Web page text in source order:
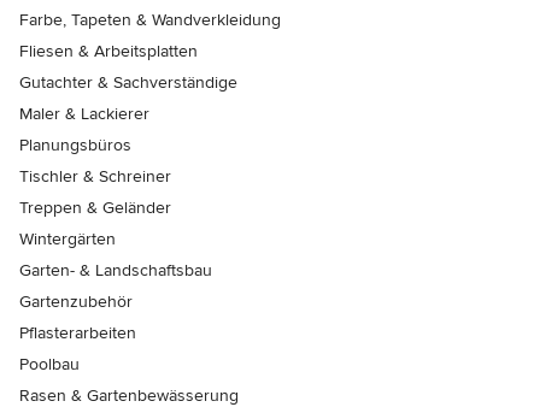
Farbe, Tapeten & Wandverkleidung
Fliesen & Arbeitsplatten
Gutachter & Sachverständige
Maler & Lackierer
Planungsbüros
Tischler & Schreiner
Treppen & Geländer
Wintergärten
Garten- & Landschaftsbau
Gartenzubehör
Pflasterarbeiten
Poolbau
Rasen & Gartenbewässerung